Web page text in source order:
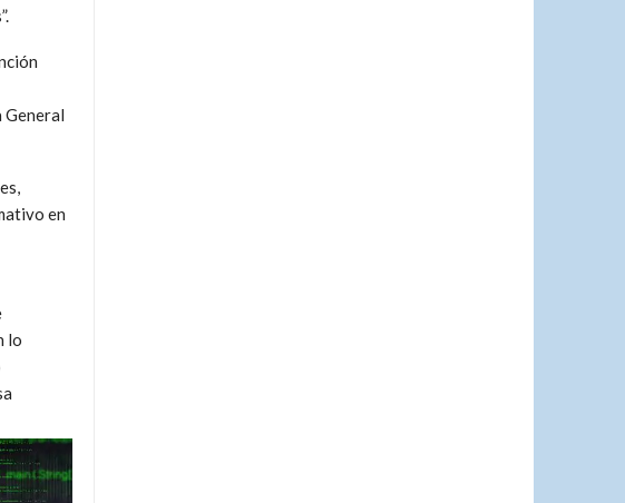
General
en
lo